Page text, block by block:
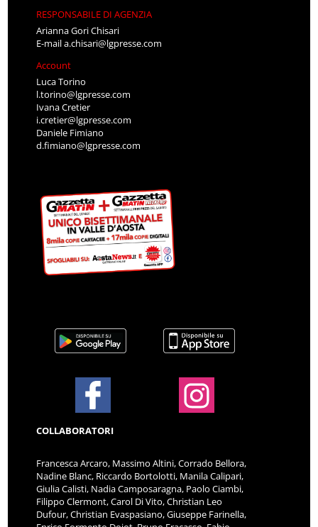
RESPONSABILE DI AGENZIA
Arianna Gori Chisari
E-maila.chisari@lgpresse.com
Account
Luca Torino
l.torino@lgpresse.com
Ivana Cretier
i.cretier@lgpresse.com
Daniele Fimiano
d.fimiano@lgpresse.com
COLLABORATORI
Francesca Arcaro, Massimo Altini, Corrado Bellora,
Nadine Blanc, Riccardo Bortolotti, Manila Calipari,
Giulia Calisti, Nadia Camposaragna, Paolo Ciambi,
Filippo Clermont, Carol Di Vito, Christian Leo
Dufour, Christian Evaspasiano, Giuseppe Farinella,